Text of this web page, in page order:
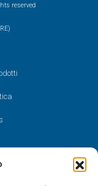
reserved